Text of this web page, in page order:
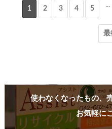
1 2 3 4 5 ...
最
使わなくなったもの、
お気軽に